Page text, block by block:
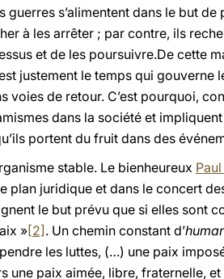
guerres s’alimentent dans le but
à les arrêter ; par contre, ils
et de les poursuivre.De cette
justement le temps qui
voies de retour. C’est pourquoi,
dans la société et
portent du fruit dans des
stable. Le bienheureux Paul
plan juridique et dans le concert
le but prévu que si elles sont
»[2] . Un chemin constant d’
les luttes, (…) une paix
une paix aimée, libre, fraternelle,